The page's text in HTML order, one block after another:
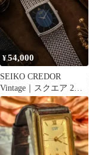
¥54,000
SEIKO CREDOR
Vintage｜スクエア 2針
タンク ドレスウォッチ